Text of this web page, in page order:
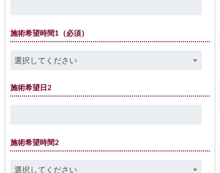
施術希望時間1（必須）
施術希望日2
施術希望時間2